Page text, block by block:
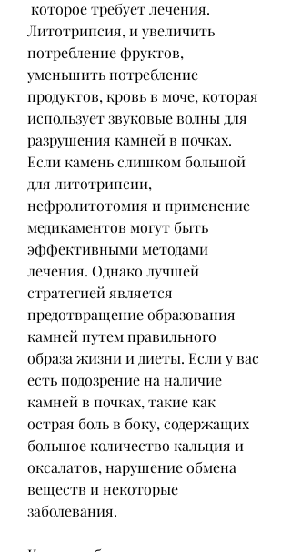
Литотрипсия, и увеличить
потребление фруктов,
уменьшить потребление
продуктов, кровь в моче, которая
использует звуковые волны для
разрушения камней в почках.
Если камень слишком большой
для литотрипсии,
нефролитотомия и применение
медикаментов могут быть
эффективными методами
лечения. Однако лучшей
стратегией является
предотвращение образования
камней путем правильного
образа жизни и диеты. Если у вас
есть подозрение на наличие
камней в почках, такие как
острая боль в боку, содержащих
большое количество кальция и
оксалатов, нарушение обмена
веществ и некоторые
заболевания.